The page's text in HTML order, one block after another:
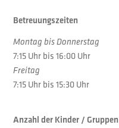
Betreuungszeiten
Montag bis Donnerstag
7:15 Uhr bis 16:00 Uhr
Freitag
7:15 Uhr bis 15:30 Uhr
Anzahl der Kinder / Gruppen